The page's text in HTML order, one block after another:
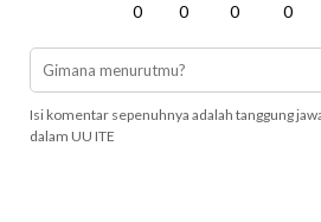
0 0 0 0
Isi komentar sepenuhnya adalah tanggung
dalam UU ITE